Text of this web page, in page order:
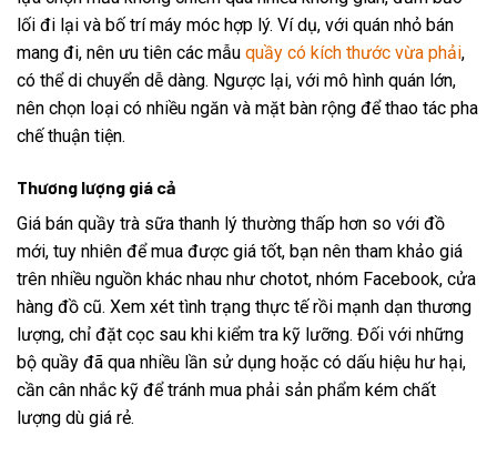
lối đi lại và bố trí máy móc hợp lý. Ví dụ, với quán nhỏ bán
mang đi, nên ưu tiên các mẫu quầy có kích thước vừa phải,
có thể di chuyển dễ dàng. Ngược lại, với mô hình quán lớn,
nên chọn loại có nhiều ngăn và mặt bàn rộng để thao tác pha
chế thuận tiện.
Thương lượng giá cả
Giá bán quầy trà sữa thanh lý thường thấp hơn so với đồ
mới, tuy nhiên để mua được giá tốt, bạn nên tham khảo giá
trên nhiều nguồn khác nhau như chotot, nhóm Facebook, cửa
hàng đồ cũ. Xem xét tình trạng thực tế rồi mạnh dạn thương
lượng, chỉ đặt cọc sau khi kiểm tra kỹ lưỡng. Đối với những
bộ quầy đã qua nhiều lần sử dụng hoặc có dấu hiệu hư hại,
cần cân nhắc kỹ để tránh mua phải sản phẩm kém chất
lượng dù giá rẻ.